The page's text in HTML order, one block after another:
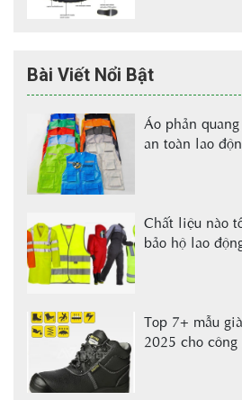
Bài Viết Nổi Bật
Áo phản
an toàn lao
Chất liệu nào
bảo hộ lao
Top 7+ mẫu
2025 cho